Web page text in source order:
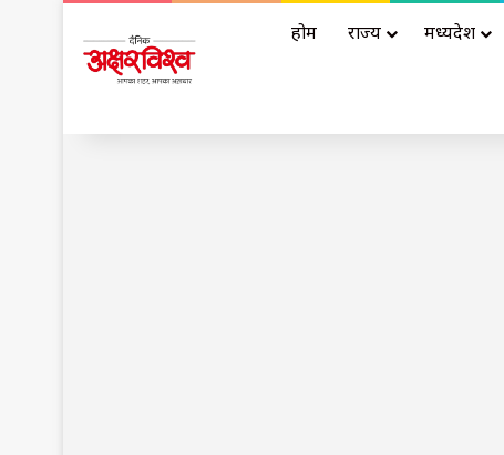
होम राज्य मध्यप्रदेश